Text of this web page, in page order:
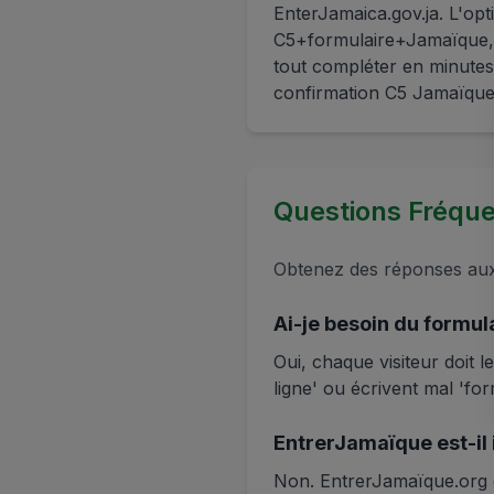
EnterJamaica.gov.ja.
tout compléter en
confirmation C5
Questions
Obtenez des réponses
Ai-je besoin du
Oui, chaque visiteur doit
ligne' ou écrivent mal
EntrerJamaïque est-il
Non.